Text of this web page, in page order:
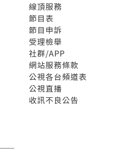
線頂服務
節目表
節目申訴
受理檢舉
社群/APP
網站服務條款
公視各台頻道表
公視直播
收訊不良公告